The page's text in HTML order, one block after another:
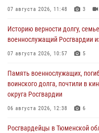
07 августа 2026, 11:48 3
Историю верности долгу,
военнослужащий Росгвардии
07 августа 2026, 10:57 5
Память военнослужащих,
воинского долга, почтили в
округа Росгвардии
06 августа 2026, 12:38 6
Росгвардейцы в Тюменской